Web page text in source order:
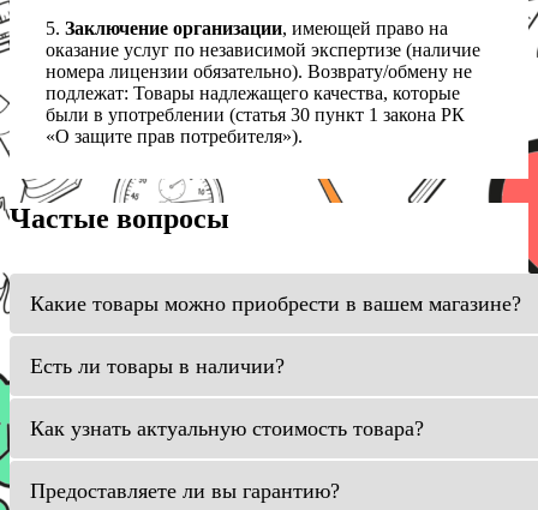
5. Заключение организации, имеющей право на
оказание услуг по независимой экспертизе (наличие
номера лицензии обязательно). Возврату/обмену не
подлежат: Товары надлежащего качества, которые
были в употреблении (статья 30 пункт 1 закона РК
«О защите прав потребителя»).
Частые вопросы
Какие товары можно приобрести в вашем магазине?
Есть ли товары в наличии?
Как узнать актуальную стоимость товара?
Предоставляете ли вы гарантию?